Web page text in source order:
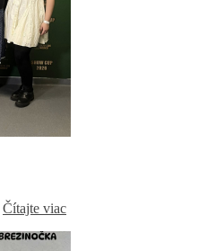
Čítajte viac